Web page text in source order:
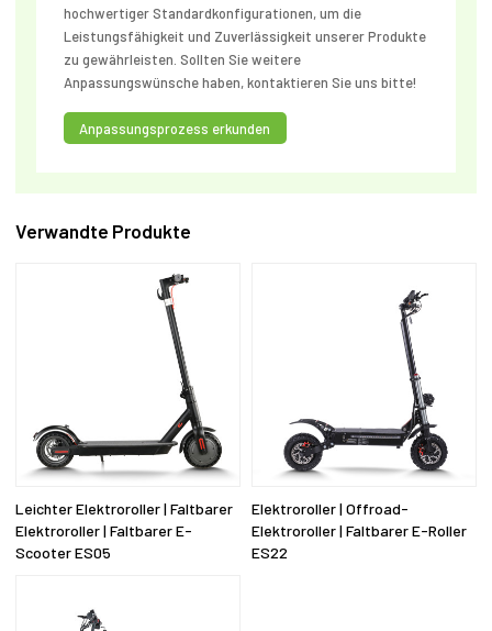
hochwertiger Standardkonfigurationen, um die
Leistungsfähigkeit und Zuverlässigkeit unserer Produkte
zu gewährleisten. Sollten Sie weitere
Anpassungswünsche haben, kontaktieren Sie uns bitte!
Anpassungsprozess erkunden
Verwandte Produkte
Leichter Elektroroller | Faltbarer
Elektroroller | Faltbarer E-
Scooter ES05
Elektroroller | Offroad-
Elektroroller | Faltbarer E-Roller
ES22